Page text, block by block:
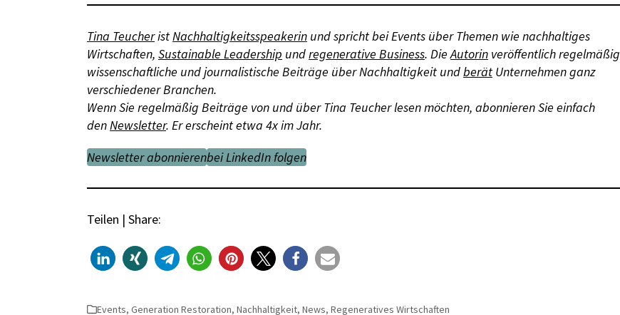
Tina TeucheristNachhaltigkeitsspeakerin und spricht bei Events über Themen wie nachhaltiges
Wirtschaften, Sustainable Leadership undregenerative Business. DieAutorin veröffentlich regelmäßig
wissenschaftliche und journalistische Beiträge über Nachhaltigkeit undberät Unternehmen ganz
verschiedener Branchen.
Wenn Sie regelmäßig Beiträge von und über Tina Teucher lesen möchten, abonnieren Sie einfach
denNewsletter. Er erscheint etwa 4x im Jahr.
Newsletter abonnierenbei LinkedIn folgen
Teilen | Share:
Events, Generation Restoration, Nachhaltigkeit, News, Regeneratives Wirtschaften